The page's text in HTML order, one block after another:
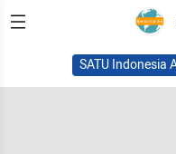
SATU Indonesia